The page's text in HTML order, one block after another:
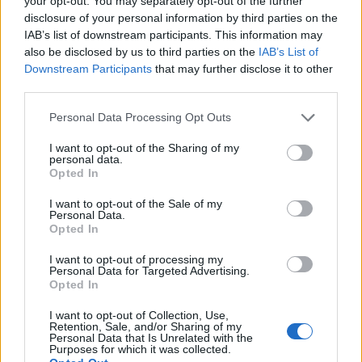
disclosure of your personal information by third parties on the
IAB’s list of downstream participants. This information may
also be disclosed by us to third parties on the IAB’s List of
Downstream Participants that may further disclose it to other
Personal Data Processing Opt Outs
I want to opt-out of the Sharing of my
personal data.
Opted In
I want to opt-out of the Sale of my
Personal Data.
Opted In
I want to opt-out of processing my
Personal Data for Targeted Advertising.
Opted In
I want to opt-out of Collection, Use,
Retention, Sale, and/or Sharing of my
Personal Data that Is Unrelated with the
Purposes for which it was collected.
στους μισθούς του «κομματικού
στρατού» της Αυτοδιοίκησης!
29.07.2026 09:32
Ερώτηση στη Βουλή για την
Μαίναλο και Πάρνωνα
29.07.2026 09:10
και διεκδικήσεις δίπλα στους
κατοίκους στου Πάπαρη Αρκαδίας